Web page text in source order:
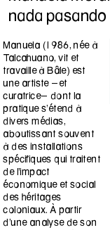
nada pasando
Manuela (1986, née à
Talcahuano, vit et
travaille à Bâle) est
une artiste -et
curatrice- dont la
pratique s'étend à
divers médias,
aboutissant souvent
à des installations
spécifiques qui traitent
de l'impact
économique et social
des héritages
coloniaux. À partir
d'une analyse de son